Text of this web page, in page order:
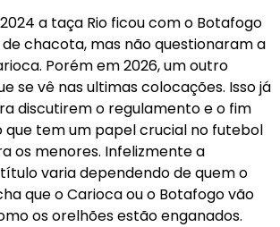
a taça Rio ficou com o Botafogo
chacota, mas não questionaram a
Porém em 2026, um outro
se vê nas ultimas colocações. Isso já
discutirem o regulamento e o fim
tem um papel crucial no futebol
os menores. Infelizmente a
varia dependendo de quem o
que o Carioca ou o Botafogo vão
os orelhões estão enganados.